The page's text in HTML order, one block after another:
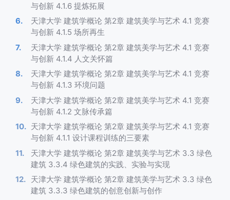
与创新 4.1.6 提炼拓展
天津大学 建筑学概论 第2章 建筑美学与艺术 4.1 竞赛
与创新 4.1.5 场所再生
天津大学 建筑学概论 第2章 建筑美学与艺术 4.1 竞赛
与创新 4.1.4 人文关怀篇
天津大学 建筑学概论 第2章 建筑美学与艺术 4.1 竞赛
与创新 4.1.3 环境问题
天津大学 建筑学概论 第2章 建筑美学与艺术 4.1 竞赛
与创新 4.1.2 文脉传承篇
天津大学 建筑学概论 第2章 建筑美学与艺术 4.1 竞赛
与创新 4.1.1 设计课程训练的三要素
天津大学 建筑学概论 第2章 建筑美学与艺术 3.3 绿色
建筑 3.3.4 绿色建筑的实践、实验与实现
天津大学 建筑学概论 第2章 建筑美学与艺术 3.3 绿色
建筑 3.3.3 绿色建筑的创意创新与创作